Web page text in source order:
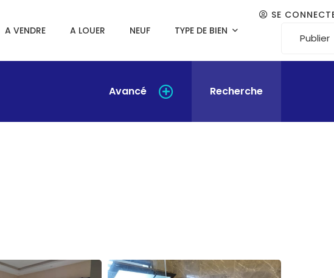
A VENDRE A LOUER NEUF TYPE DE BIEN
SE
Publier
Avancé Recherche